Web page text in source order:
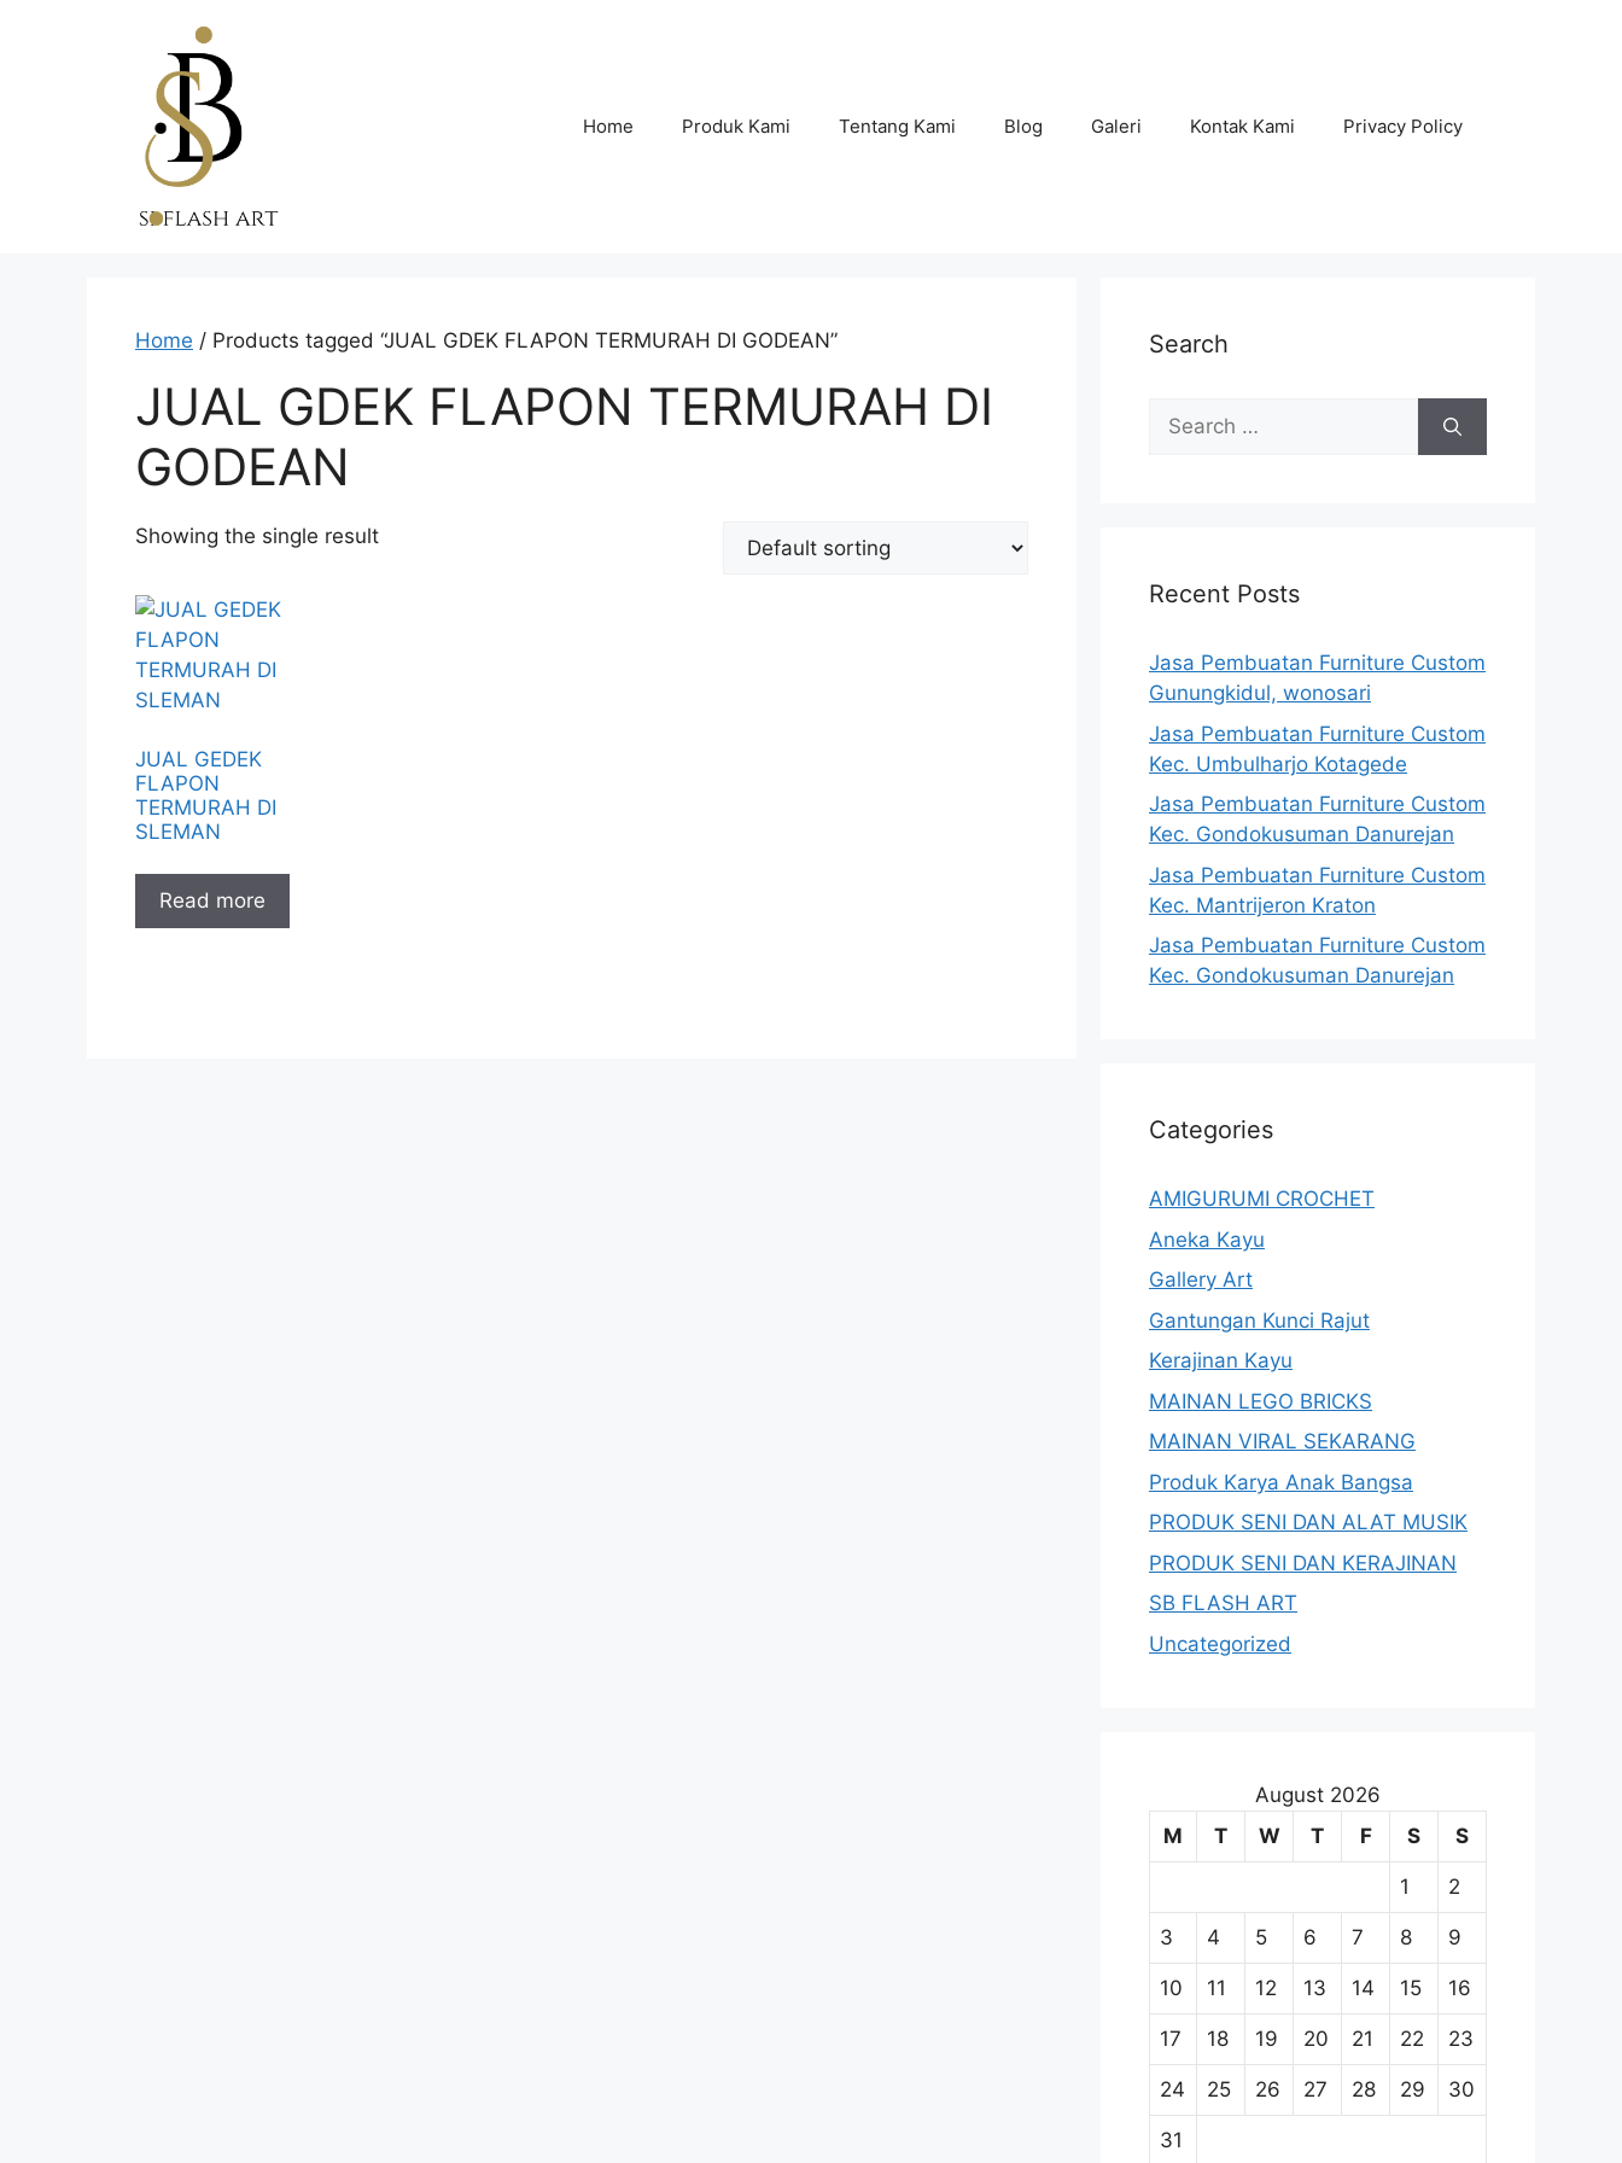
Home Produk Kami Tentang Kami Blog Galeri Kontak Kami Privacy Policy
Home / Products tagged “JUAL GDEK FLAPON TERMURAH DI GODEAN”
JUAL GDEK FLAPON TERMURAH DI
GODEAN
Showing the single result
JUAL GEDEK
FLAPON
TERMURAH DI
SLEMAN
Read more
Search
Search
for:
Recent Posts
Jasa Pembuatan Furniture Custom
Gunungkidul, wonosari
Jasa Pembuatan Furniture Custom
Kec. Umbulharjo Kotagede
Jasa Pembuatan Furniture Custom
Kec. Gondokusuman Danurejan
Jasa Pembuatan Furniture Custom
Kec. Mantrijeron Kraton
Jasa Pembuatan Furniture Custom
Kec. Gondokusuman Danurejan
Categories
AMIGURUMI CROCHET
Aneka Kayu
Gallery Art
Gantungan Kunci Rajut
Kerajinan Kayu
MAINAN LEGO BRICKS
MAINAN VIRAL SEKARANG
Produk Karya Anak Bangsa
PRODUK SENI DAN ALAT MUSIK
PRODUK SENI DAN KERAJINAN
SB FLASH ART
Uncategorized
August 2026
M
T W T F S S
1 2
3 4 5 6 7 8 9
10 11 12 13 14 15 16
17 18 19 20 21 22 23
24 25 26 27 28 29 30
31